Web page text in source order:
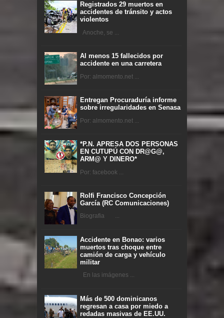
Registrados 29 muertos en
accidentes de tránsito y actos
violentos
Anoche, se ...
Al menos 15 fallecidos por
accidente en una carretera
Por: almomento.net ...
Entregan Procuraduría informe
sobre irregularidades en Senasa
Por: almomento.net ...
*P.N. APRESA DOS PERSONAS
EN CUTUPÚ CON DR@G@,
ARM@ Y DINERO*
Por: facebook ...
Rolfi Francisco Concepción
García (RC Comunicaciones)
Biografia ...
Accidente en Bonao: varios
muertos tras choque entre
camión de carga y vehículo
militar
En las imágenes ...
Más de 500 dominicanos
regresan a casa por miedo a
redadas masivas de EE.UU.